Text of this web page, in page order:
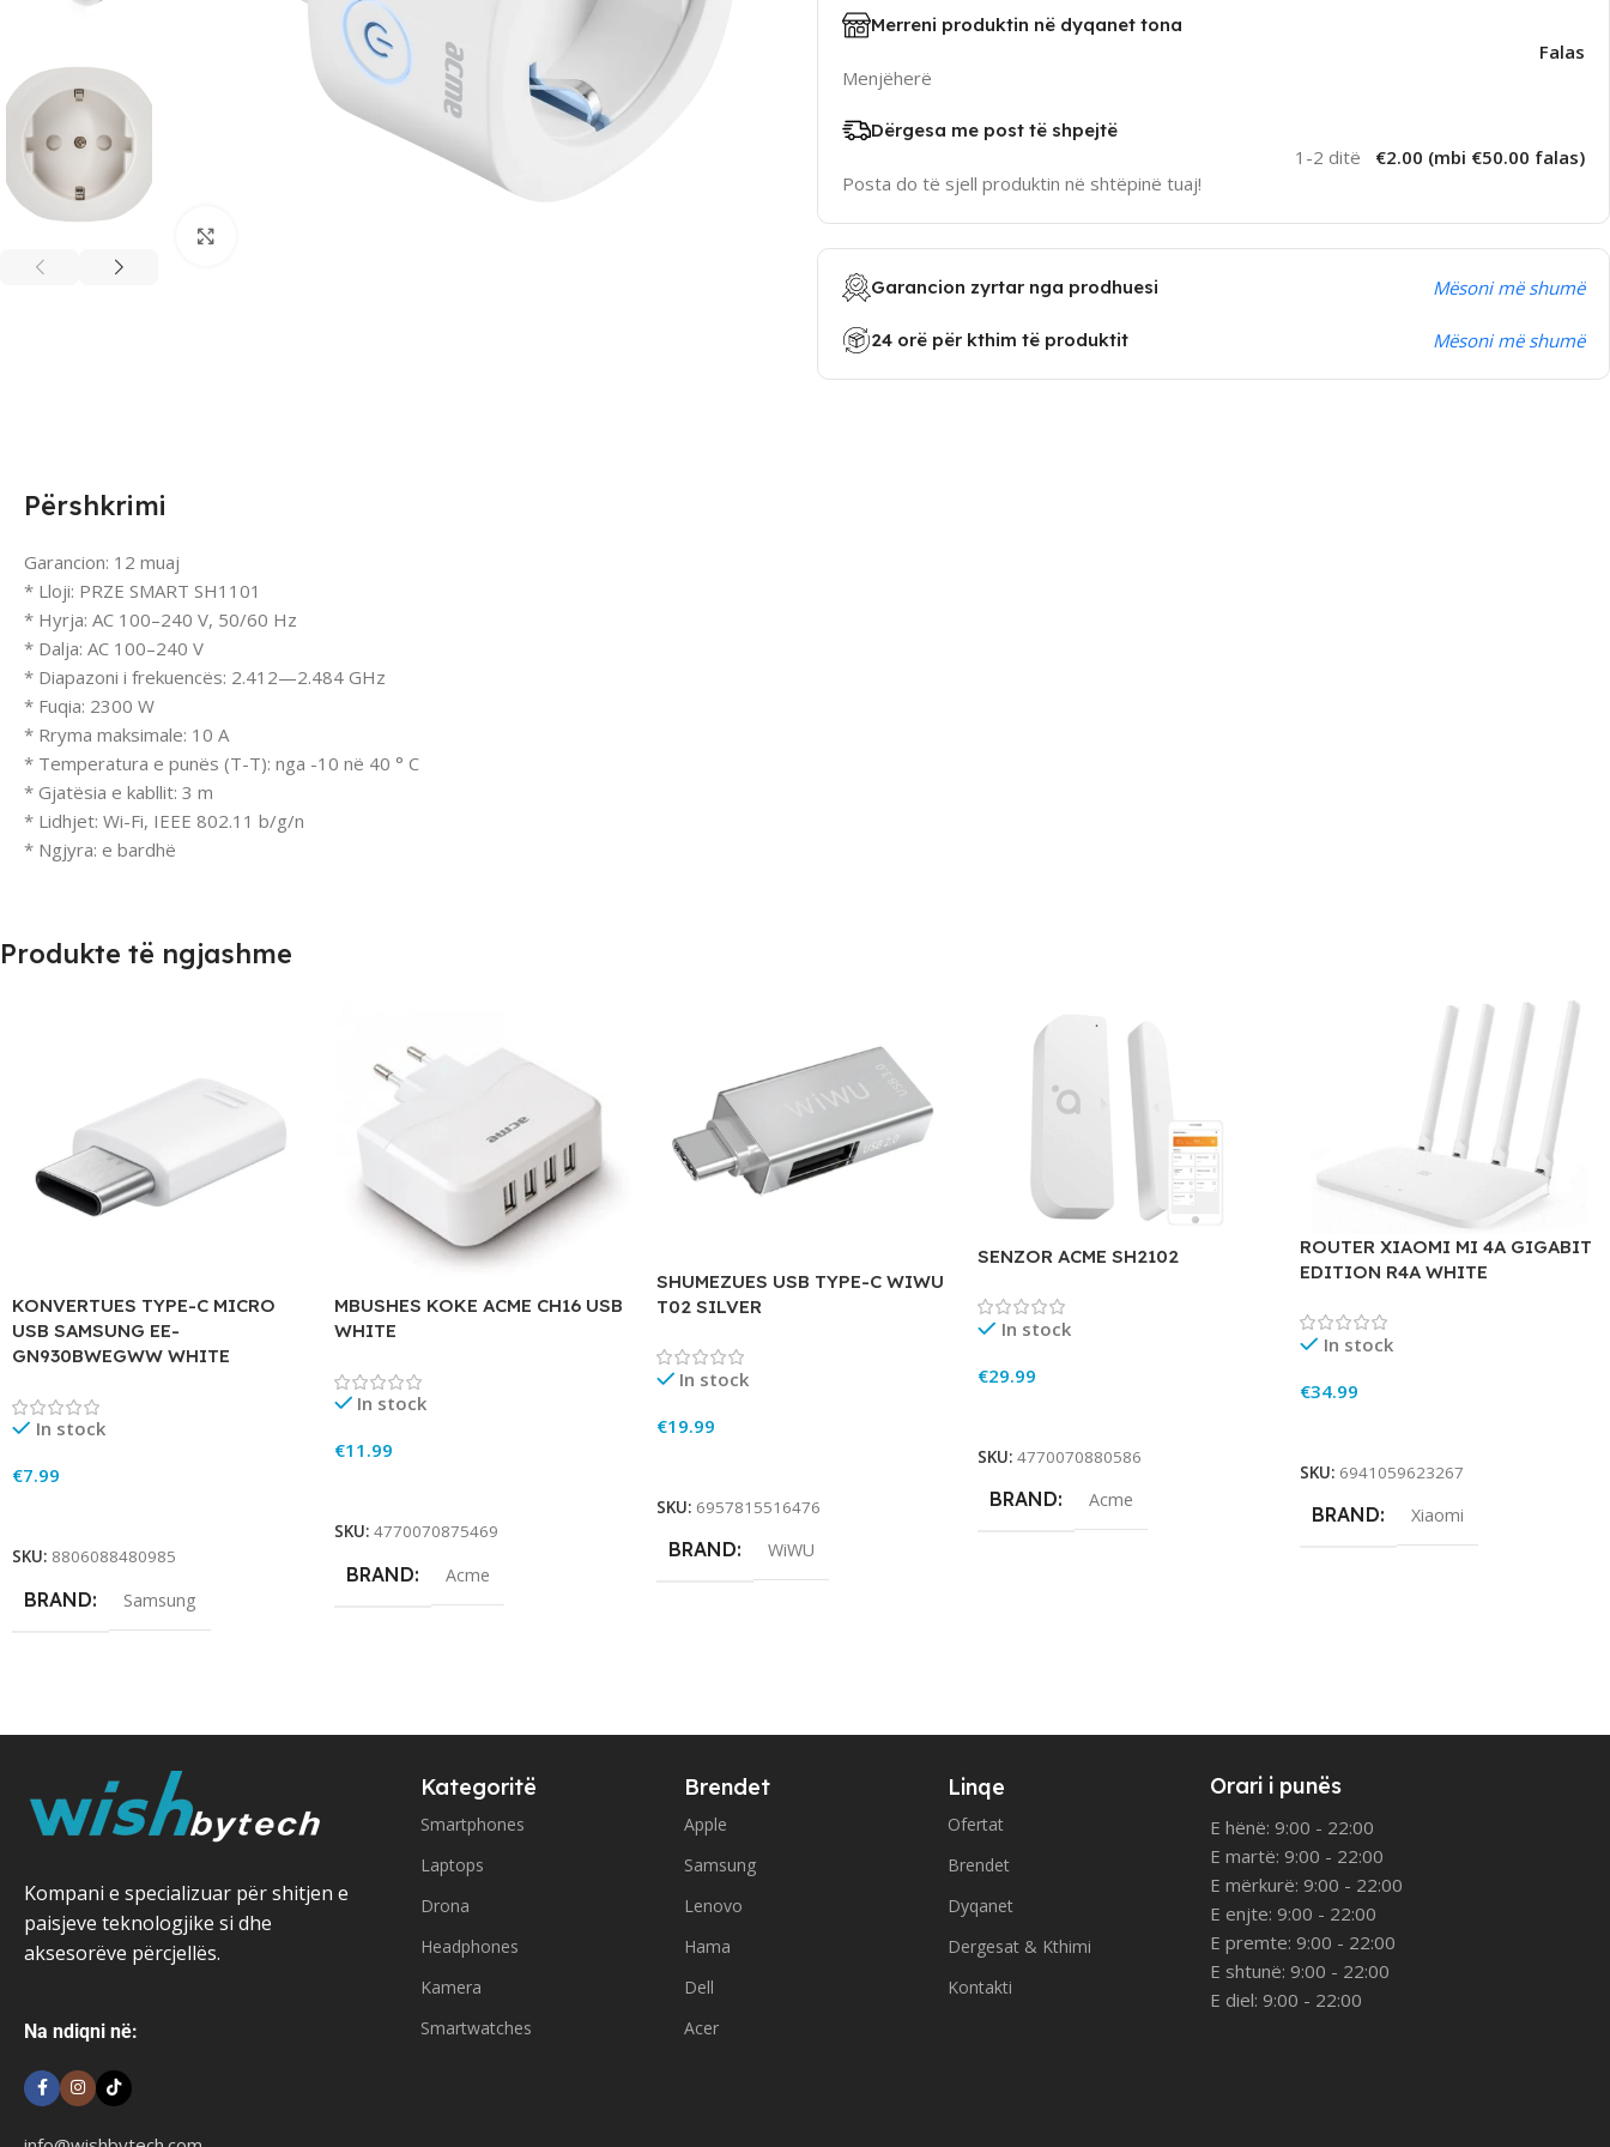
Merreni produktin në dyqanet tona
Menjëherë
Falas
Dërgesa me post të shpejtë
Posta do të sjell produktin në shtëpinë tuaj!
1-2 ditë €2.00 (mbi €50.00 falas)
Garancion zyrtar nga prodhuesi Mësoni më shumë
24 orë për kthim të produktit Mësoni më shumë
Përshkrimi
Garancion: 12 muaj
* Lloji: PRZE SMART SH1101
* Hyrja: AC 100–240 V, 50/60 Hz
* Dalja: AC 100–240 V
* Diapazoni i frekuencës: 2.412—2.484 GHz
* Fuqia: 2300 W
* Rryma maksimale: 10 A
* Temperatura e punës (T-T): nga -10 në 40 ° C
* Gjatësia e kabllit: 3 m
* Lidhjet: Wi-Fi, IEEE 802.11 b/g/n
* Ngjyra: e bardhë
Produkte të ngjashme
KONVERTUES TYPE-C MICRO
USB SAMSUNG EE-
GN930BWEGWW WHITE
In stock
€7.99
SKU: 8806088480985
BRAND Samsung
MBUSHES KOKE ACME CH16 USB
WHITE
In stock
€11.99
SKU: 4770070875469
BRAND Acme
SHUMEZUES USB TYPE-C WIWU
T02 SILVER
In stock
€19.99
SKU: 6957815516476
BRAND WiWU
SENZOR ACME SH2102
In stock
€29.99
SKU:4770070880586
BRAND Acme
ROUTER XIAOMI MI 4A GIGABIT
EDITION R4A WHITE
In stock
€34.99
SKU: 6941059623267
BRAND Xiaomi
Kompani e specializuar për shitjen e
paisjeve teknologjike si dhe
aksesorëve përcjellës.
Na ndiqni në:
Kategoritë
Smartphones
Laptops
Drona
Headphones
Kamera
Smartwatches
Brendet
Apple
Samsung
Lenovo
Hama
Dell
Acer
Linqe
Ofertat
Brendet
Dyqanet
Dergesat & Kthimi
Kontakti
Orari i punës
E hënë: 9:00 - 22:00
E martë: 9:00 - 22:00
E mërkurë: 9:00 - 22:00
E enjte: 9:00 - 22:00
E premte: 9:00 - 22:00
E shtunë: 9:00 - 22:00
E diel: 9:00 - 22:00